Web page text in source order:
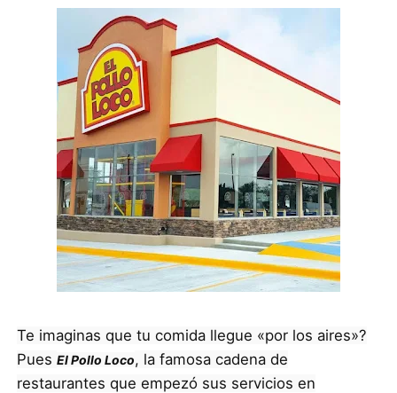
Te imaginas que tu comida llegue «por los aires»?
Pues El Pollo Loco, la famosa cadena de
restaurantes que empezó sus servicios en